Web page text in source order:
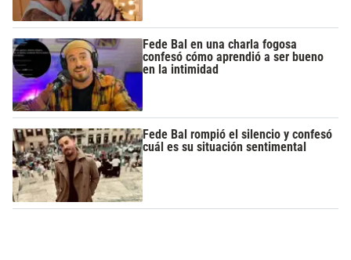
Fede Bal en una charla fogosa
confesó cómo aprendió a ser bueno
en la intimidad
Fede Bal rompió el silencio y confesó
cuál es su situación sentimental